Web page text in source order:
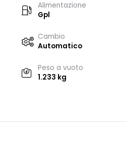
Alimentazione
Gpl
Cambio
Automatico
Peso a vuoto
1.233 kg